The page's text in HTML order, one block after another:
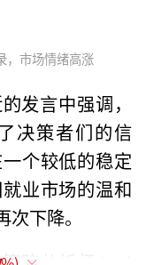
，市场情绪高涨
发言中强调，
决策者们的信
个较低的稳定
业市场的温和
下降。